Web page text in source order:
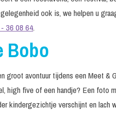
ook is, we helpen u
36 08 64.
Bobo
groot avontuur tijdens een Meet
high five of een handje? Een foto
kindergezichtje verschijnt en lach